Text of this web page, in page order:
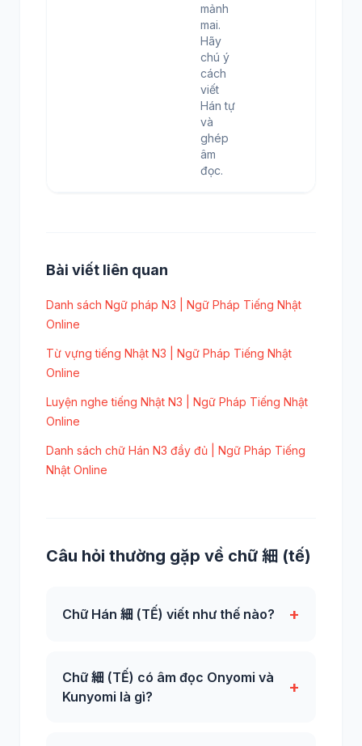
mảnh
mai.
Hãy
chú ý
cách
viết
Hán tự
và
ghép
âm
đọc.
Bài viết liên quan
Danh sách Ngữ pháp N3 | Ngữ Pháp Tiếng Nhật
Online
Từ vựng tiếng Nhật N3 | Ngữ Pháp Tiếng Nhật
Online
Luyện nghe tiếng Nhật N3 | Ngữ Pháp Tiếng Nhật
Online
Danh sách chữ Hán N3 đầy đủ | Ngữ Pháp Tiếng
Nhật Online
Câu hỏi thường gặp về chữ 細 (tế)
Chữ Hán 細 (TẾ) viết như thế nào? +
Chữ 細 (TẾ) có âm đọc Onyomi và
Kunyomi là gì?
+